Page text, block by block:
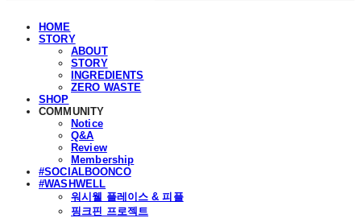
HOME
STORY
ABOUT
STORY
INGREDIENTS
ZERO WASTE
SHOP
COMMUNITY
Notice
Q&A
Review
Membership
#SOCIALBOONCO
#WASHWELL
워시웰 플레이스 & 피플
핑크핀 프로젝트